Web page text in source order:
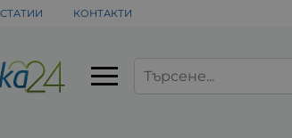
СТАТИИ КОНТАКТИ